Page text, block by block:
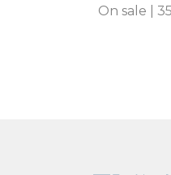
On sale |